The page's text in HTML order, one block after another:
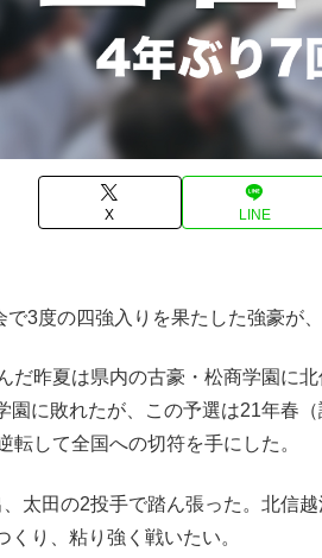
X LINE
3度の四強入りを果たした強豪が
だ昨夏は県内の古豪・松商学園に
園に敗れたが、この予選は21年春
転して全国への切符を手にした。
太田の2投手で踏ん張った。北信
くり、粘り強く戦いたい。